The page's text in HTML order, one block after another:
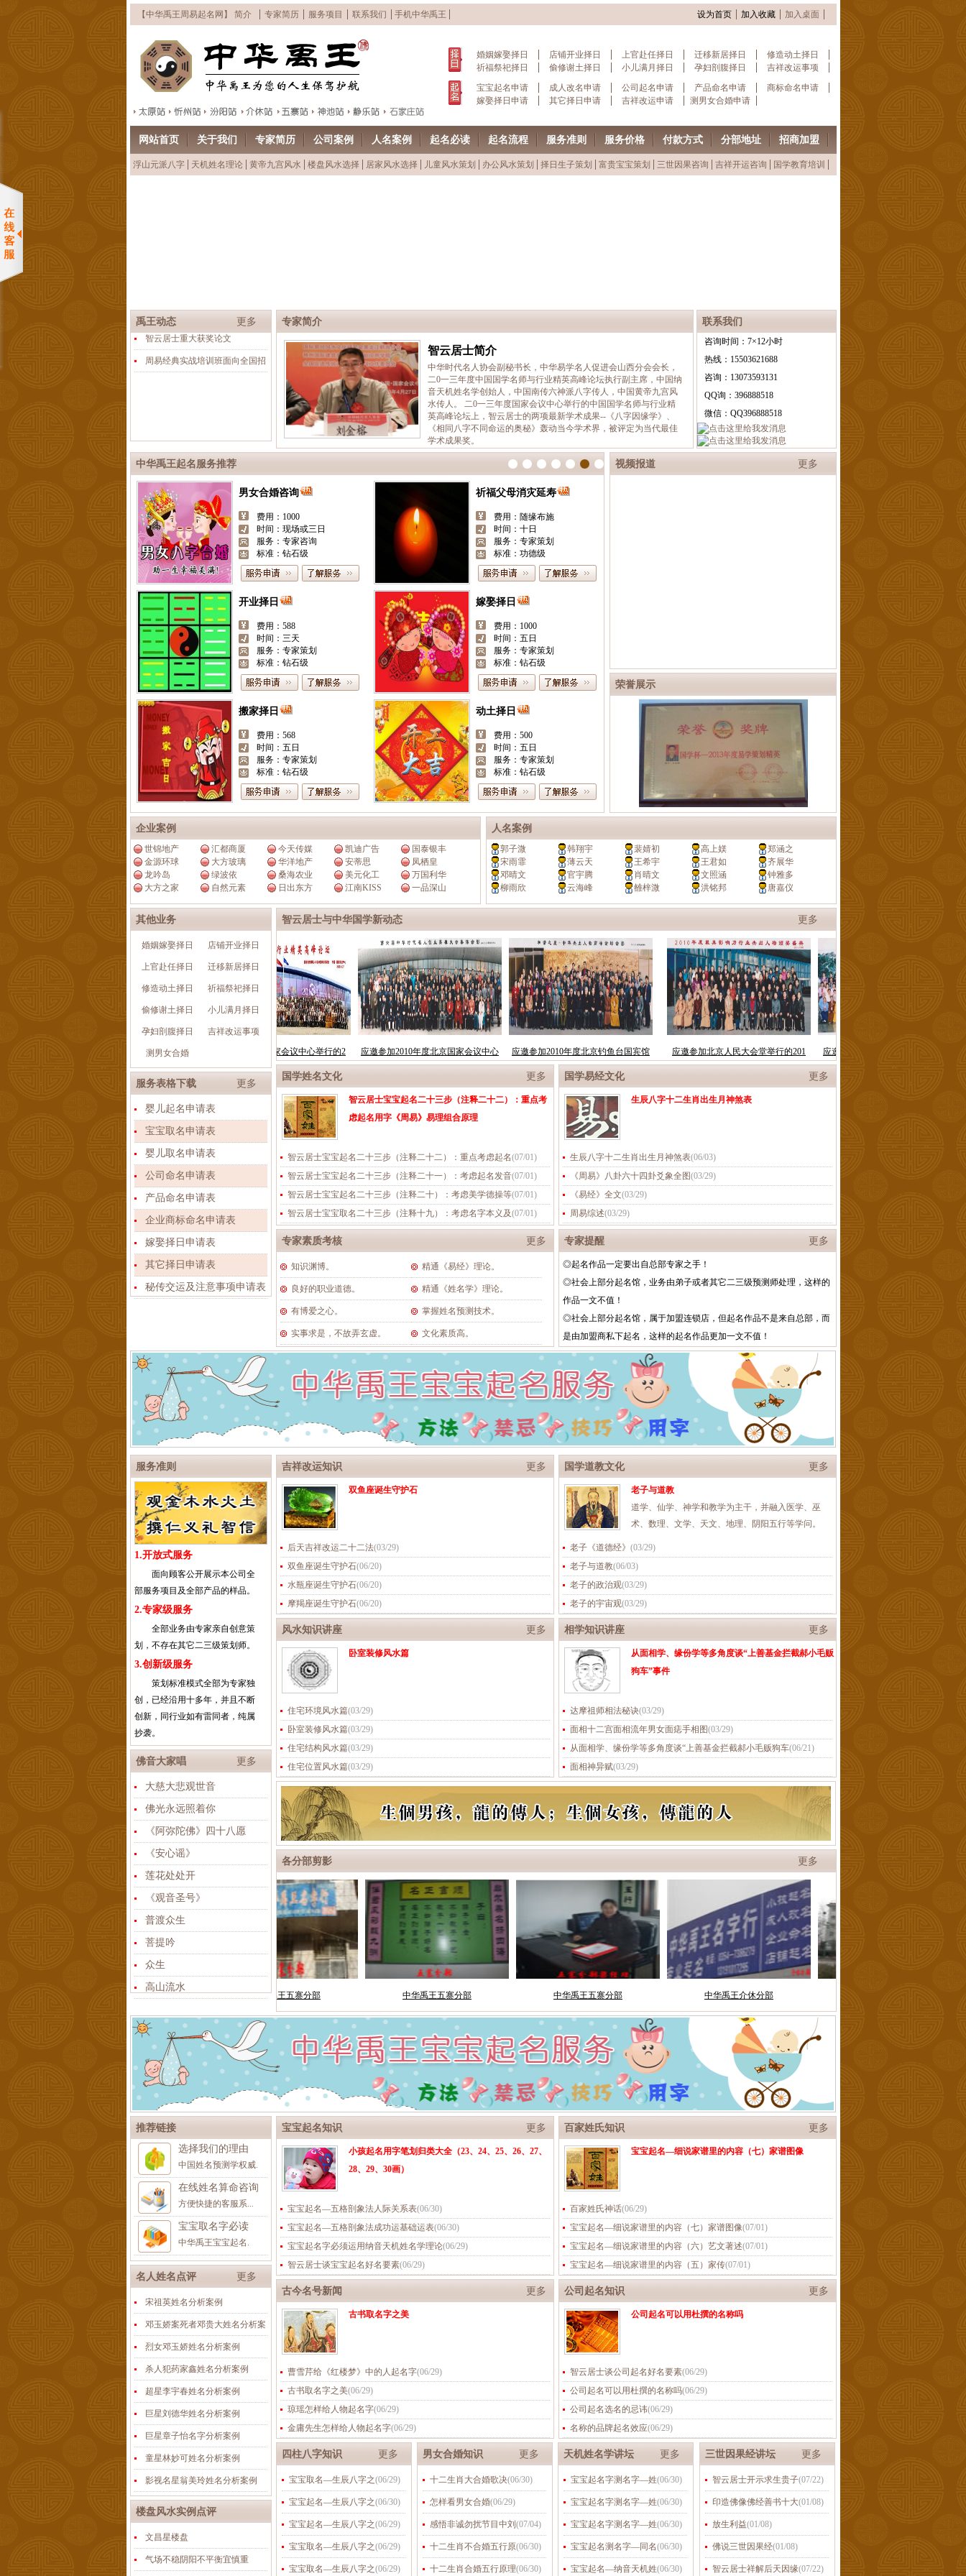
【中华禹王周易起名网】 简介 专家简历 服务项目 联系我们 手机中华禹王 设为首页 加入收藏 加入桌面
婚姻嫁娶择日 店铺开业择日 上官赴任择日 迁移新居择日
修造动土择日
祈福祭祀择日
偷修谢土择日 小儿满月择日 孕妇剖腹择日
吉祥改运事项
宝宝起名申请
成人改名申请 公司起名申请 产品命名申请
商标命名申请
嫁娶择日申请
其它择日申请 吉祥改运申请 测男女合婚申请
网站首页 关于我们 专家简历 公司案例 人名案例 起名必读 起名流程 服务准则 服务价格 付款方式 分部地址 招商加盟
浮山元派八字 天机姓名理论 黄帝九宫风水 楼盘风水选择 居家风水选择 儿童风水策划 办公风水策划 择日生子策划 富贵宝宝策划 三世因果咨询 吉祥开运咨询 国学教育培训
禹王动态 更多
智云居士重大获奖论文
周易经典实战培训班面向全国招
专家简介
智云居士简介
中华时代名人协会副秘书长，中华易学名人促进会山西分会会长，
二0一三年度中国国学名师与行业精英高峰论坛执行副主席，中国纳
音天机姓名学创始人，中国南传六神派八字传人，中国黄帝九宫风
水传人。 二0一三年度国家会议中心举行的中国国学名师与行业精
英高峰论坛上，智云居士的两项最新学术成果--《八字因缘学》、
《相同八字不同命运的奥秘》轰动当今学术界，被评定为当代最佳
学术成果奖。
联系我们
咨询时间：7×12小时
热线：15503621688
咨询：13073593131
QQ询：396888518
微信：QQ396888518
中华禹王起名服务推荐
男女合婚咨询
费用：1000
时间：现场或三日
服务：专家咨询
标准：钻石级
祈福父母消灾延寿
费用：随缘布施
时间：十日
服务：专家策划
标准：功德级
开业择日
费用：588
时间：三天
服务：专家策划
标准：钻石级
嫁娶择日
费用：1000
时间：五日
服务：专家策划
标准：钻石级
搬家择日
费用：568
时间：五日
服务：专家策划
标准：钻石级
动土择日
费用：500
时间：五日
服务：专家策划
标准：钻石级
视频报道 更多
荣誉展示
企业案例
世锦地产 汇都商厦 今天传媒 凯迪广告
国泰银丰
金源环球
大方玻璃 华洋地产 安蒂思
凤栖皇
龙吟岛
绿波依 桑海农业 美元化工
万国利华
大方之家
自然元素 日出东方 江南KISS 一品深山
人名案例
郭子溦 韩翔宇 裴婧初 高上媄
郑涵之
宋雨霏
薄云天 王希宇 王君如
齐展华
邓晴文
官宇腾 肖晴文 文照涵
钟雅多
柳雨欣
云海峰 雒梓溦 洪铭邦 唐嘉仪
其他业务
婚姻嫁娶择日 店铺开业择日
上官赴任择日 迁移新居择日
修造动土择日 祈福祭祀择日
偷修谢土择日 小儿满月择日
孕妇剖腹择日 吉祥改运事项
测男女合婚
服务表格下载 更多
婴儿起名申请表
宝宝取名申请表
婴儿取名申请表
公司命名申请表
产品命名申请表
企业商标命名申请表
嫁娶择日申请表
其它择日申请表
秘传交运及注意事项申请表
智云居士与中华国学新动态 更多
国学姓名文化 更多
智云居士宝宝起名二十三步（注释二十二）：重点考
虑起名用字《周易》易理组合原理
智云居士宝宝起名二十三步（注释二十二）：重点考虑起名(07/01)
智云居士宝宝起名二十三步（注释二十一）：考虑起名发音(07/01)
智云居士宝宝起名二十三步（注释二十）：考虑美学德操等(07/01)
智云居士宝宝取名二十三步（注释十九）：考虑名字本义及(07/01)
国学易经文化 更多
生辰八字十二生肖出生月神煞表
生辰八字十二生肖出生月神煞表(06/03)
《周易》八卦六十四卦爻象全图(03/29)
《易经》全文(03/29)
周易综述(03/29)
专家素质考核 更多
知识渊博。 精通《易经》理论。
良好的职业道德。 精通《姓名学》理论。
有博爱之心。 掌握姓名预测技术。
实事求是，不故弄玄虚。 文化素质高。
专家提醒 更多
◎起名作品一定要出自总部专家之手！
◎社会上部分起名馆，业务由弟子或者其它二三级预测师处理，这样的
作品一文不值！
◎社会上部分起名馆，属于加盟连锁店，但起名作品不是来自总部，而
是由加盟商私下起名，这样的起名作品更加一文不值！
服务准则
1.开放式服务
面向顾客公开展示本公司全
部服务项目及全部产品的样品。
2.专家级服务
全部业务由专家亲自创意策
划，不存在其它二三级策划师。
3.创新级服务
策划标准模式全部为专家独
创，已经沿用十多年，并且不断
创新，同行业如有雷同者，纯属
抄袭。
佛音大家唱 更多
大慈大悲观世音
佛光永远照着你
《阿弥陀佛》四十八愿
《安心谣》
莲花处处开
《观音圣号》
普渡众生
菩提吟
众生
高山流水
吉祥改运知识 更多
双鱼座诞生守护石
后天吉祥改运二十二法(03/29)
双鱼座诞生守护石(06/20)
水瓶座诞生守护石(06/20)
摩羯座诞生守护石(06/20)
国学道教文化 更多
老子与道教
道学、仙学、神学和教学为主干，并融入医学、巫
术、数理、文学、天文、地理、阴阳五行等学问。
老子《道德经》 (03/29)
老子与道教(06/03)
老子的政治观(03/29)
老子的宇宙观(03/29)
风水知识讲座 更多
卧室装修风水篇
住宅环境风水篇(03/29)
卧室装修风水篇(03/29)
住宅结构风水篇(03/29)
住宅位置风水篇(03/29)
相学知识讲座 更多
从面相学、缘份学等多角度谈“上善基金拦截郝小毛贩
狗车”事件
达摩祖师相法秘诀(03/29)
面相十二宫面相流年男女面痣手相图(03/29)
从面相学、缘份学等多角度谈“上善基金拦截郝小毛贩狗车(06/21)
面相神异赋(03/29)
各分部剪影 更多
推荐链接
选择我们的理由
中国姓名预测学权威.
在线姓名算命咨询
方便快捷的客服系...
宝宝取名字必读
中华禹王宝宝起名.
名人姓名点评 更多
宋祖英姓名分析案例
邓玉娇案死者邓贵大姓名分析案
烈女邓玉娇姓名分析案例
杀人犯药家鑫姓名分析案例
超星李宇春姓名分析案例
巨星刘德华姓名分析案例
巨星章子怡名字分析案例
童星林妙可姓名分析案例
影视名星翁美玲姓名分析案例
楼盘风水实例点评
文昌星楼盘
气场不稳阴阳不平衡宜慎重
宝宝起名知识 更多
小孩起名用字笔划归类大全（23、24、25、26、27、
28、29、30画）
宝宝起名—五格剖象法人际关系表(06/30)
宝宝起名—五格剖象法成功运基础运表(06/30)
宝宝起名字必须运用纳音天机姓名学理论(06/29)
智云居士谈宝宝起名好名要素(06/29)
百家姓氏知识 更多
宝宝起名—细说家谱里的内容（七）家谱图像
百家姓氏神话(06/29)
宝宝起名—细说家谱里的内容（七）家谱图像(07/01)
宝宝起名—细说家谱里的内容（六）艺文著述(07/01)
宝宝起名—细说家谱里的内容（五）家传(07/01)
古今名号新闻 更多
古书取名字之美
曹雪芹给《红楼梦》中的人起名字(06/29)
古书取名字之美(06/29)
琼瑶怎样给人物起名字(06/29)
金庸先生怎样给人物起名字(06/29)
公司起名知识 更多
公司起名可以用杜撰的名称吗
智云居士谈公司起名好名要素(06/29)
公司起名可以用杜撰的名称吗(06/29)
公司起名选名的忌讳(06/29)
名称的品牌起名效应(06/29)
四柱八字知识 更多
宝宝取名—生辰八字之(06/29)
宝宝起名—生辰八字之(06/30)
宝宝起名—生辰八字之(06/29)
宝宝取名—生辰八字之(06/29)
宝宝取名—生辰八字之(06/29)
男女合婚知识 更多
十二生肖大合婚歌决(06/30)
怎样看男女合婚(06/29)
感悟非诚勿扰节目中刘 (07/04)
十二生肖不合婚五行原(06/30)
十二生肖合婚五行原理(06/30)
天机姓名学讲坛 更多
宝宝起名字测名字—姓(06/30)
宝宝起名字测名字—姓(06/30)
宝宝起名字测名字—姓(06/30)
宝宝起名测名字—同名(06/30)
宝宝起名—纳音天机姓(06/30)
三世因果经讲坛 更多
智云居士开示求生贵子(07/22)
印造佛像佛经善书十大(01/08)
放生利益(01/08)
佛说三世因果经(01/08)
智云居士祥解后天因缘(07/22)